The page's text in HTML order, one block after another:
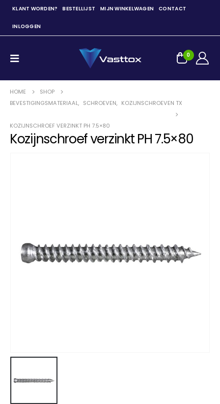
KLANT WORDEN? BESTELLIJST MIJN WINKELWAGEN CONTACT
INLOGGEN
0
HOME
SHOP
BEVESTIGINGSMATERIAAL, SCHROEVEN, KOZIJNSCHROEVEN TX
KOZIJNSCHROEF VERZINKT PH 7.5×80
Kozijnschroef verzinkt PH 7.5×80